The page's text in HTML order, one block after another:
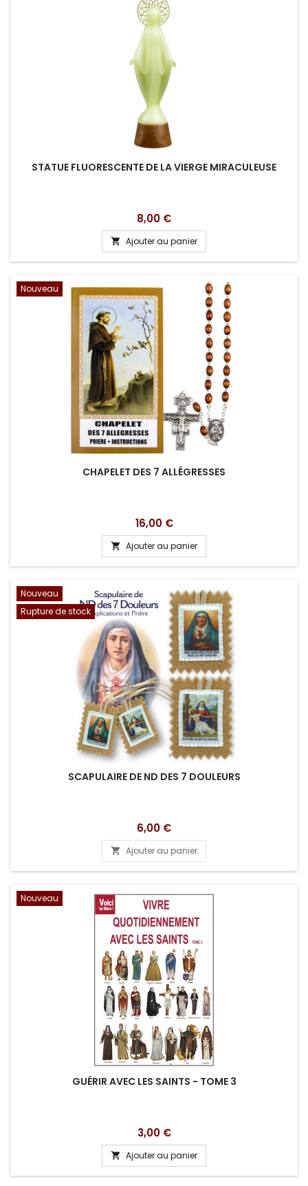
STATUE FLUORESCENTE DE LA VIERGE MIRACULEUSE
Prix
8,00 €
 Ajouter au panier
Nouveau
CHAPELET DES 7 ALLÉGRESSES
Prix
16,00 €
 Ajouter au panier
Nouveau
Rupture de stock
SCAPULAIRE DE ND DES 7 DOULEURS
Prix
6,00 €
 Ajouter au panier
Nouveau
GUÉRIR AVEC LES SAINTS - TOME 3
Prix
3,00 €
 Ajouter au panier